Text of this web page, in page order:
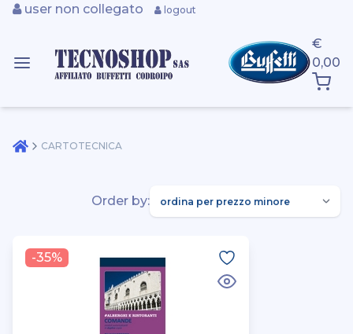
user non collegato logout
€
0,00
CARTOTECNICA
Order by:
-35%